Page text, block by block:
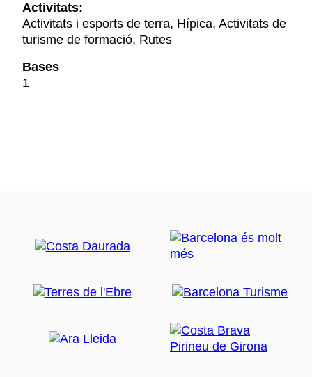
Activitats:
Activitats i esports de terra, Hípica, Activitats de
turisme de formació, Rutes
Bases
1